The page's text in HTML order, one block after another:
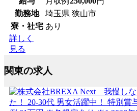
勤務地
埼玉県 狭山市
寮・社宅 あり
詳しく
見る
関東の求人